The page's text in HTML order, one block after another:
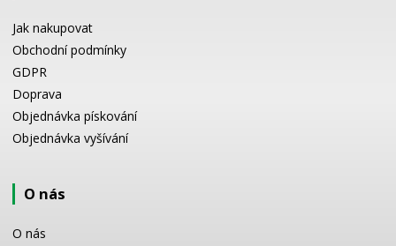
Jak nakupovat
Obchodní podmínky
GDPR
Doprava
Objednávka pískování
Objednávka vyšívání
O nás
O nás